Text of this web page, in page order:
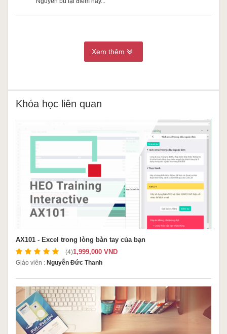
Xem thêm
Khóa học liên quan
AX101 - Excel trong lòng bàn tay của bạn
(4)1,999,000 VND
Giáo viên : Nguyễn Đức Thanh